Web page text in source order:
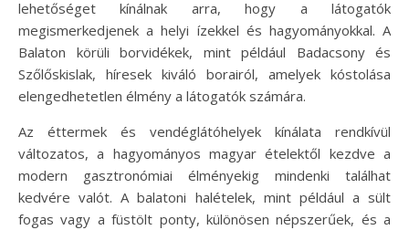
lehetőséget kínálnak arra, hogy a látogatók
megismerkedjenek a helyi ízekkel és hagyományokkal. A
Balaton körüli borvidékek, mint például Badacsony és
Szőlőskislak, híresek kiváló borairól, amelyek kóstolása
elengedhetetlen élmény a látogatók számára.
Az éttermek és vendéglátóhelyek kínálata rendkívül
változatos, a hagyományos magyar ételektől kezdve a
modern gasztronómiai élményekig mindenki találhat
kedvére valót. A balatoni halételek, mint például a sült
fogas vagy a füstölt ponty, különösen népszerűek, és a